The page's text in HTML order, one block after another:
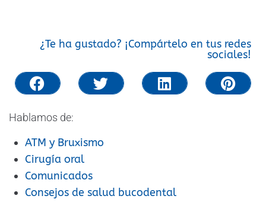
¿Te ha gustado? ¡Compártelo en tus redes
sociales!
Hablamos de:
ATM y Bruxismo
Cirugía oral
Comunicados
Consejos de salud bucodental